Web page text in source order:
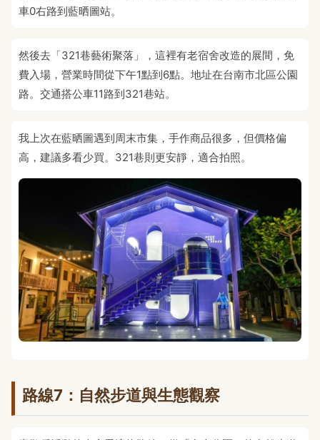
車0右路到藍晒圖站。
然後去「321巷藝術聚落」，這裡有老宿舍改造的展間，免
費入場，營業時間從下午1點到6點。地址在台南市北區公園
路。交通搭公車11路到321巷站。
我上次在藍晒圖遇到周末市集，手作商品很多，但價格偏
高，建議多看少買。321巷則更安靜，適合拍照。
路線7：自然步道與生態觀察